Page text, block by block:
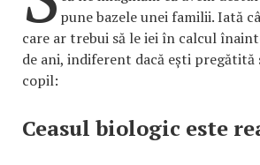
pune bazele unei familii. Iată
care ar trebui să le iei în calcul
de ani, indiferent dacă ești pregătită
copil:
Ceasul biologic este